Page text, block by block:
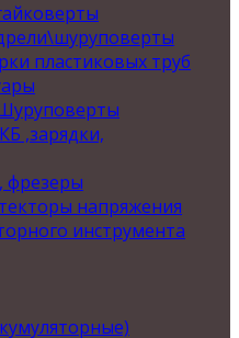
пластиковых труб
,зарядки,
фрезеры
напряжения
инструмента